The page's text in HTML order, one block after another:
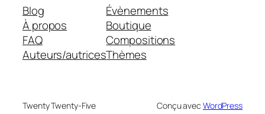
Blog
À propos
FAQ
Auteurs/autrices
Évènements
Boutique
Compositions
Thèmes
Twenty Twenty-Five Conçu avec WordPress